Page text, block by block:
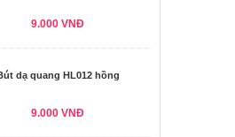
9.000 VNĐ
dạ quang HL012 hồng
9.000 VNĐ